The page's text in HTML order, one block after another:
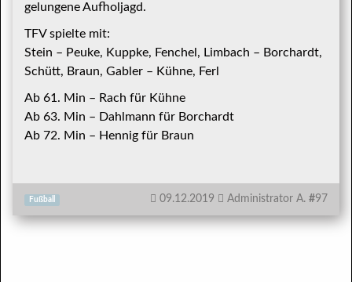
gelungene Aufholjagd.
TFV spielte mit:
Stein – Peuke, Kuppke, Fenchel, Limbach – Borchardt,
Schütt, Braun, Gabler – Kühne, Ferl
Ab 61. Min – Rach für Kühne
Ab 63. Min – Dahlmann für Borchardt
Ab 72. Min – Hennig für Braun
Fußball 09.12.2019 Administrator A. #97